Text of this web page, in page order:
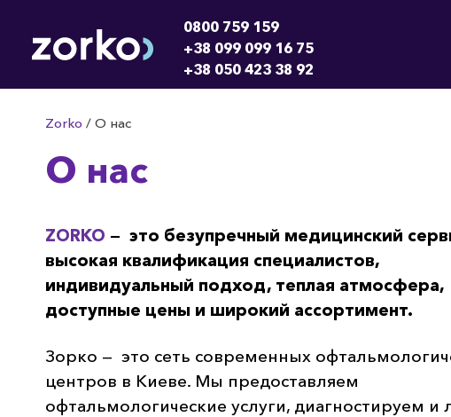
0800 759 159
+38 099 099 16 75
+38 050 423 38 92
Zorko / О нас
О нас
ZORKO — это безупречный медицинский
высокая квалификация специалистов,
индивидуальный подход, теплая атмосфера,
доступные цены и широкий ассортимент.
Зорко — это сеть современных
центров в Киеве. Мы предоставляем
офтальмологические услуги, диагностируем и